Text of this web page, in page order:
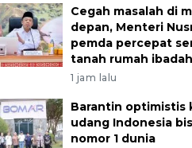
Cegah masalah di
depan, Menteri
pemda percepat
tanah rumah
1 jam lalu
Barantin optimistis
udang Indonesia
nomor 1 dunia